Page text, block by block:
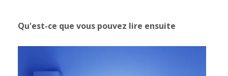
Qu'est-ce que vous pouvez lire ensuite